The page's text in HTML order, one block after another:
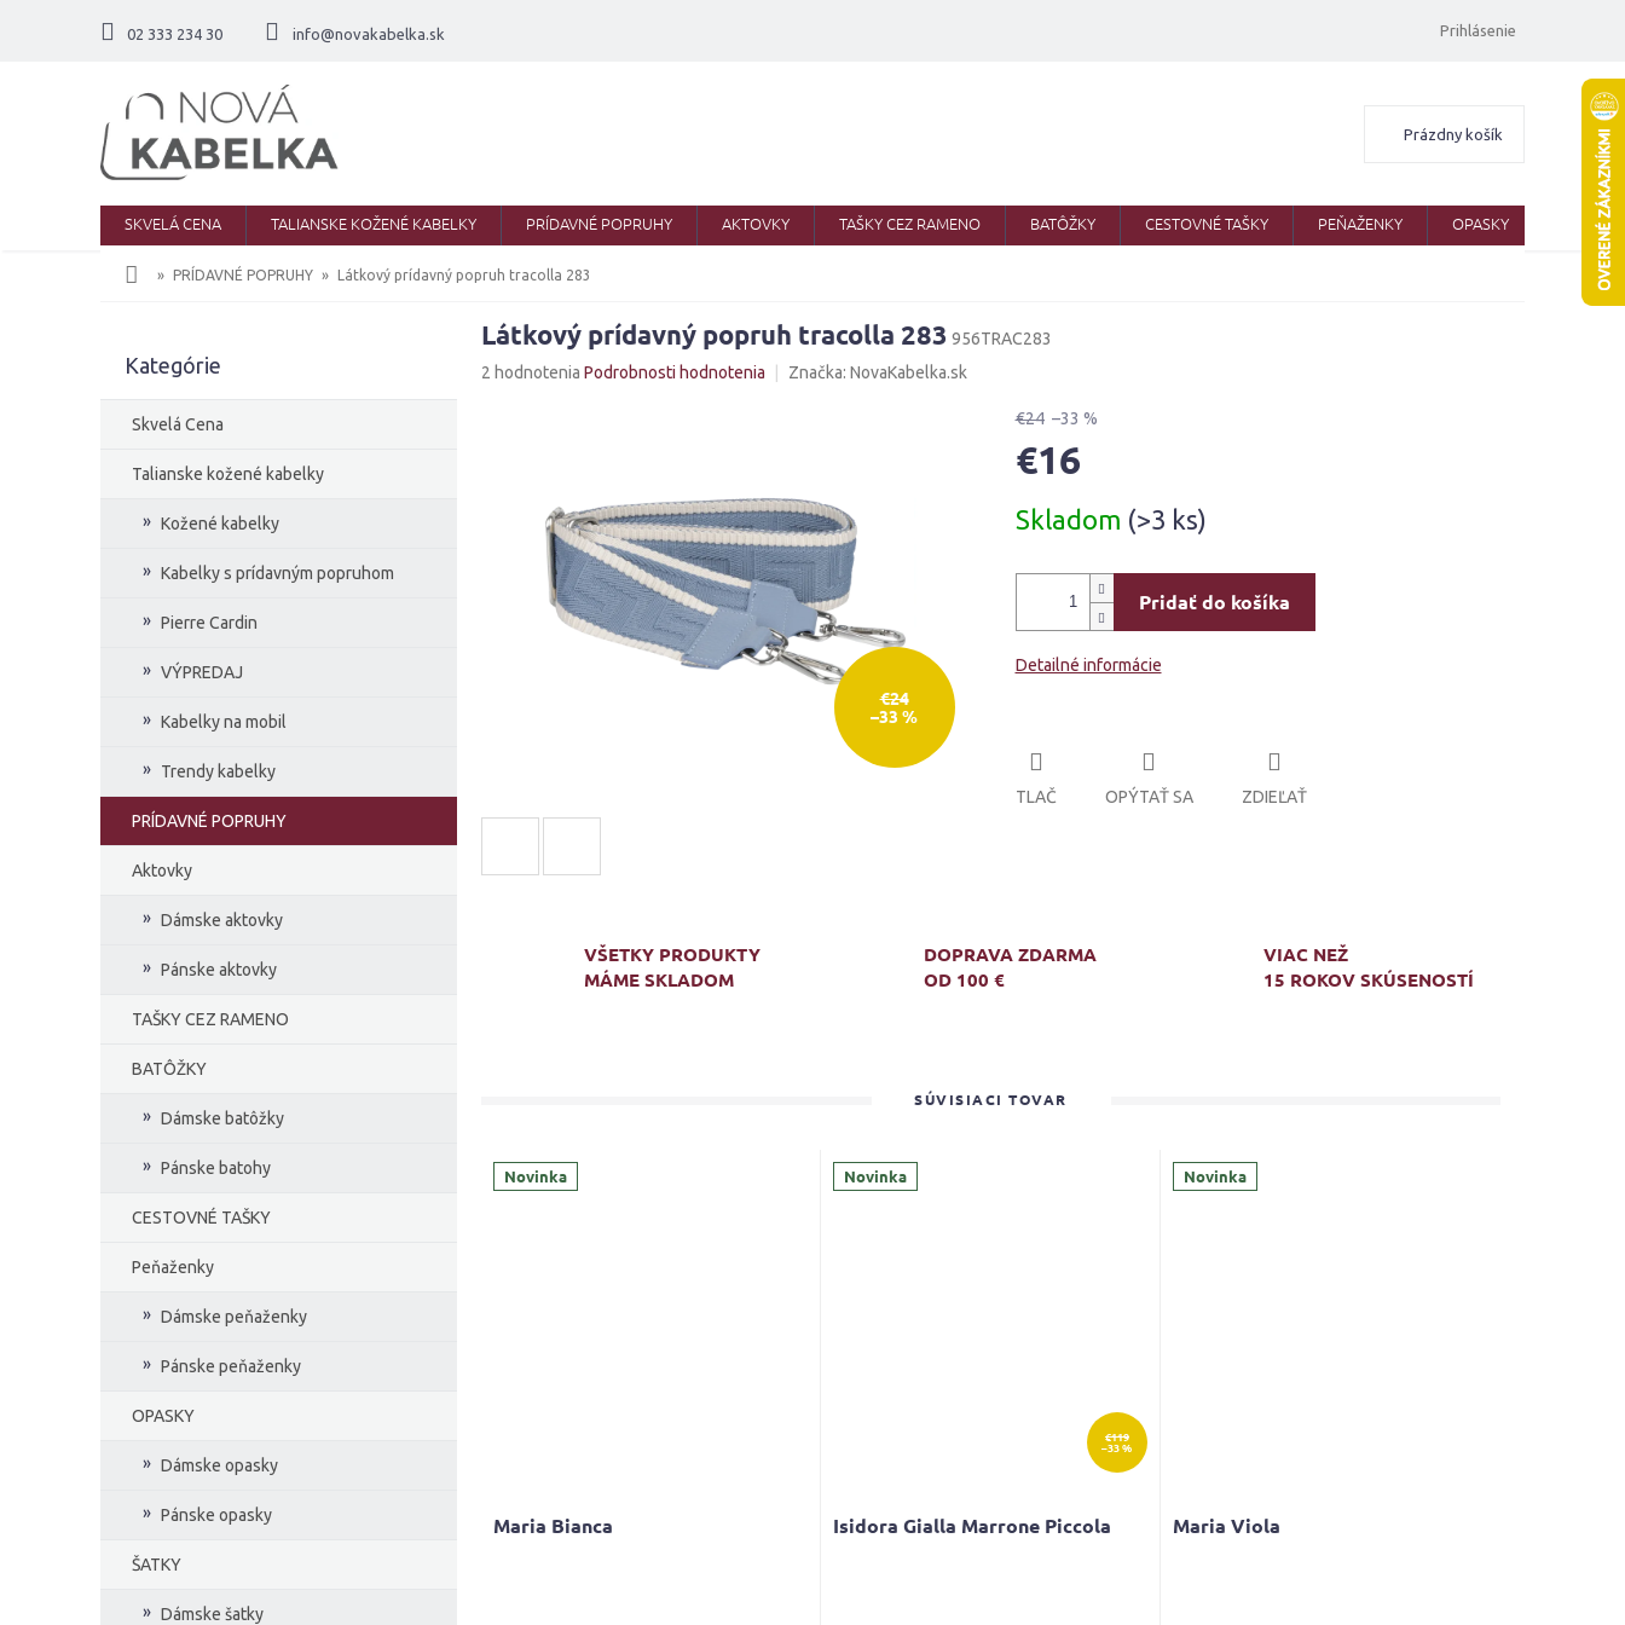
02 333 234 30 info@novakabelka.sk Prihlásenie
Nákupný
Prázdny košík
SKVELÁ CENA TALIANSKE KOŽENÉ KABELKY PRÍDAVNÉ POPRUHY AKTOVKY TAŠKY CEZ RAMENO BATÔŽKY CESTOVNÉ TAŠKY PEŇAŽENKY OPASKY ŠATKY
Domov
PRÍDAVNÉ POPRUHY Látkový prídavný popruh tracolla 283
č
Preskočiť
Kategórie
Skvelá Cena
Talianske kožené kabelky
Kožené kabelky
Kabelky s prídavným popruhom
Pierre Cardin
VÝPREDAJ
Kabelky na mobil
Trendy kabelky
PRÍDAVNÉ POPRUHY
Aktovky
Dámske aktovky
Pánske aktovky
TAŠKY CEZ RAMENO
BATÔŽKY
Dámske batôžky
Pánske batohy
CESTOVNÉ TAŠKY
Peňaženky
Dámske peňaženky
Pánske peňaženky
OPASKY
Dámske opasky
Pánske opasky
ŠATKY
Dámske šatky
Látkový prídavný popruh tracolla 283 956TRAC283
Priemerné
hviezdičiek.
2 hodnotenia Podrobnosti hodnotenia Značka: NovaKabelka.sk
€24
–33 %
€24 –33 %
€16
cena:
Skladom (>3 ks)
Pridať do košíka
Detailné informácie
TLAČ OPÝTAŤ SA ZDIEĽAŤ
VŠETKY PRODUKTY
MÁME SKLADOM
DOPRAVA ZDARMA
OD 100 €
VIAC NEŽ
15 ROKOV SKÚSENOSTÍ
SÚVISIACI TOVAR
Novinka
Maria Bianca
Novinka
€119
–33 %
Isidora Gialla Marrone Piccola
Novinka
Maria Viola